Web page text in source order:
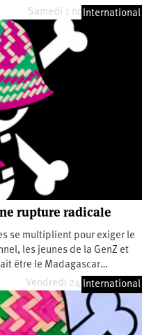
Samedi 1 novembre 2025
International
rupture radicale
se multiplient pour exiger le
les jeunes de la GenZ et
être le Madagascar…
Vendredi 24 octobre 2025
International